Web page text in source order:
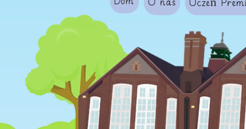
O nas Uczeń